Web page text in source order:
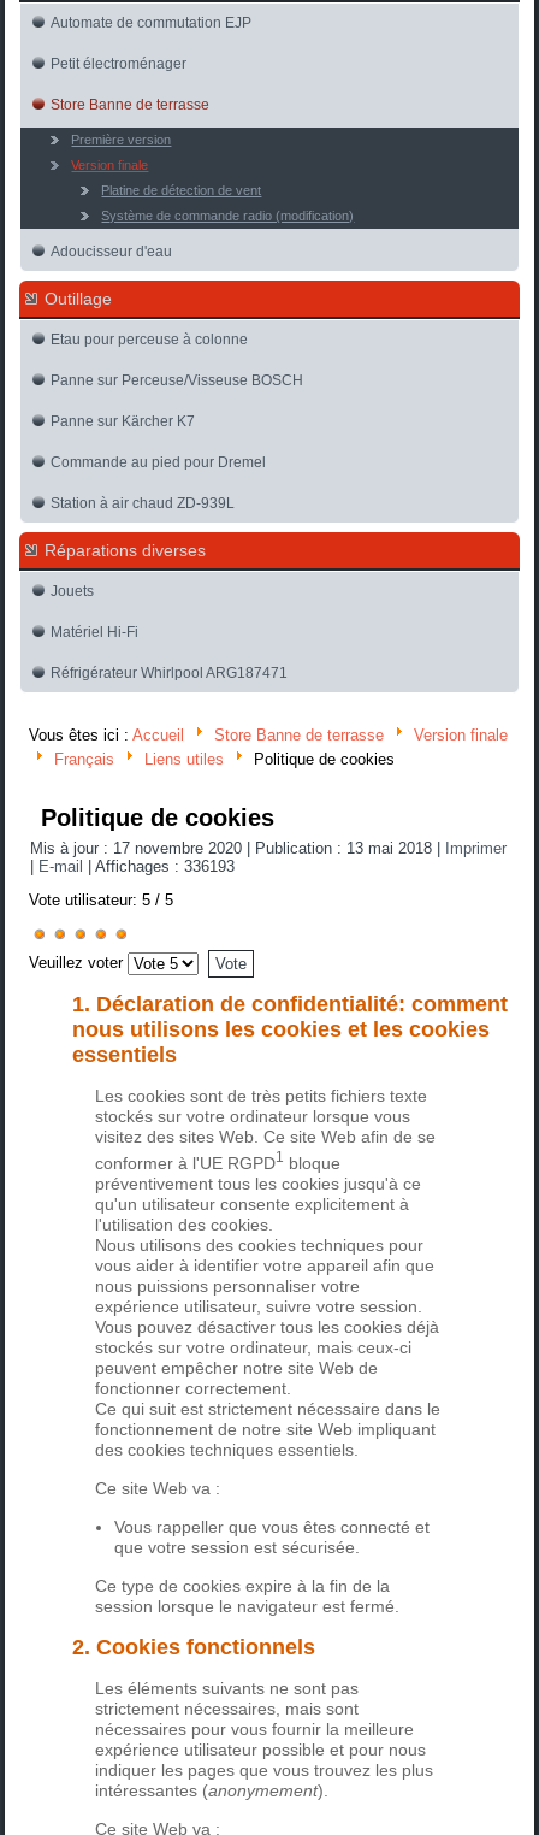
Automate de commutation EJP
Petit électroménager
Store Banne de terrasse
Première version
Version finale
Platine de détection de vent
Système de commande radio (modification)
Adoucisseur d'eau
Outillage
Etau pour perceuse à colonne
Panne sur Perceuse/Visseuse BOSCH
Panne sur Kärcher K7
Commande au pied pour Dremel
Station à air chaud ZD-939L
Réparations diverses
Jouets
Matériel Hi-Fi
Réfrigérateur Whirlpool ARG187471
Vous êtes ici :Accueil Store Banne de terrasse
Version finale
Français
Liens utiles Politique de cookies
Politique de cookies
Mis à jour : 17 novembre 2020 Publication : 13 mai 2018
Imprimer
E-mail |Affichages : 336193
Vote utilisateur:5 /5
Veuillez voter
1. Déclaration de confidentialité: comment
nous utilisons les cookies et les cookies
essentiels
Les cookies sont de très petits fichiers texte
stockés sur votre ordinateur lorsque vous
visitez des sites Web. Ce site Web afin de se
conformer à l'UE RGPD1 bloque
préventivement tous les cookies jusqu'à ce
qu'un utilisateur consente explicitement à
l'utilisation des cookies.
Nous utilisons des cookies techniques pour
vous aider à identifier votre appareil afin que
nous puissions personnaliser votre
expérience utilisateur, suivre votre session.
Vous pouvez désactiver tous les cookies déjà
stockés sur votre ordinateur, mais ceux-ci
peuvent empêcher notre site Web de
fonctionner correctement.
Ce qui suit est strictement nécessaire dans le
fonctionnement de notre site Web impliquant
des cookies techniques essentiels.
Ce site Web va :
Vous rappeller que vous êtes connecté et
que votre session est sécurisée.
Ce type de cookies expire à la fin de la
session lorsque le navigateur est fermé.
2. Cookies fonctionnels
Les éléments suivants ne sont pas
strictement nécessaires, mais sont
nécessaires pour vous fournir la meilleure
expérience utilisateur possible et pour nous
indiquer les pages que vous trouvez les plus
intéressantes (anonymement).
Ce site Web va :